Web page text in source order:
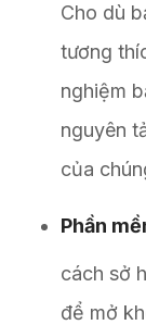
Cho dù
tương
nghiệm
nguyên
của
Phần
cách sở
để mở